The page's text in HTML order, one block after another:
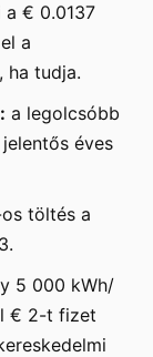
a € 0.0137
a
ha tudja.
a legolcsóbb
éves
töltés a
5 000 kWh/
€ 2-t fizet